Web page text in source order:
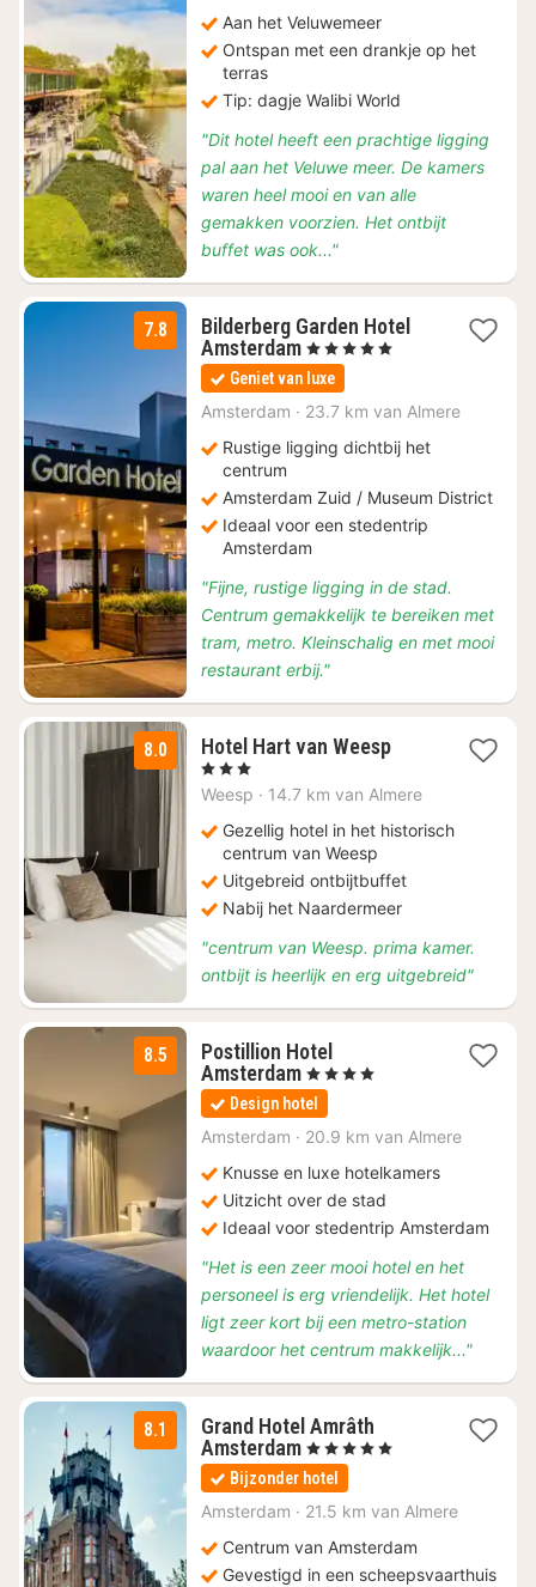
Aan het Veluwemeer
Ontspan met een drankje op het
terras
Tip: dagje Walibi World
"Dit hotel heeft een prachtige ligging
pal aan het Veluwe meer. De kamers
waren heel mooi en van alle
gemakken voorzien. Het ontbijt
buffet was ook..."
7.8
Bilderberg Garden Hotel
Amsterdam1
nacht
vanaf
€
, 5 Sterren
Geniet van luxe
Amsterdam · 23.7 km van Almere
Rustige ligging dichtbij het
centrum
Amsterdam Zuid / Museum District
Ideaal voor een stedentrip
Amsterdam
"Fijne, rustige ligging in de stad.
Centrum gemakkelijk te bereiken met
tram, metro. Kleinschalig en met mooi
restaurant erbij."
8.0 Hotel Hart van Weesp2
vanaf
111,38
, 3 Sterren
Weesp · 14.7 km van Almere
Gezellig hotel in het historisch
centrum van Weesp
Uitgebreid ontbijtbuffet
Nabij het Naardermeer
"centrum van Weesp. prima kamer.
ontbijt is heerlijk en erg uitgebreid"
8.5
Postillion Hotel
Amsterdam1
nacht
vanaf
€
, 4 Sterren
Design hotel
Amsterdam · 20.9 km van Almere
Knusse en luxe hotelkamers
Uitzicht over de stad
Ideaal voor stedentrip Amsterdam
"Het is een zeer mooi hotel en het
personeel is erg vriendelijk. Het hotel
ligt zeer kort bij een metro-station
waardoor het centrum makkelijk..."
8.1
Grand Hotel Amrâth
Amsterdam1
nacht
vanaf
€
, 5 Sterren
Bijzonder hotel
Amsterdam · 21.5 km van Almere
Centrum van Amsterdam
Gevestigd in een scheepsvaarthuis